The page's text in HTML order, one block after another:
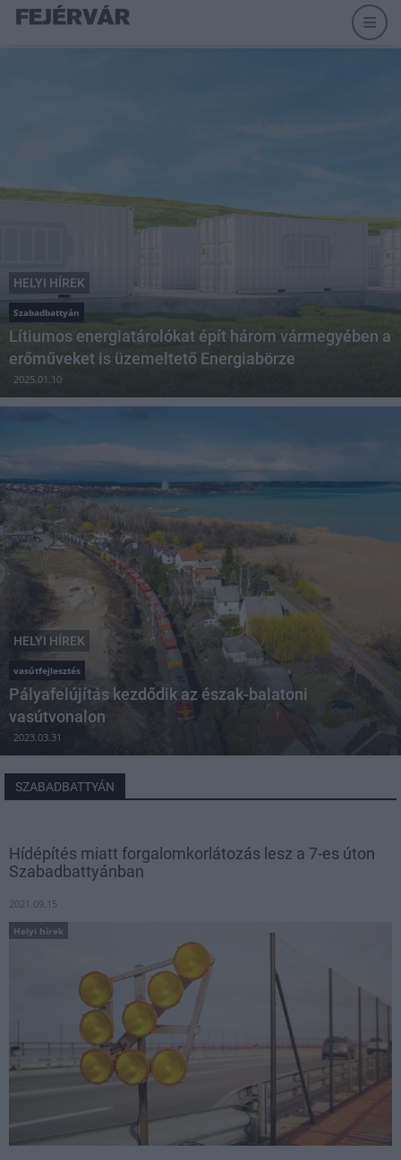
HELYI HÍREK
Szabadbattyán
Lítiumos energiatárolókat épít három vármegyében a
erőműveket is üzemeltető Energiabörze
2025.01.10
HELYI HÍREK
vasútfejlesztés
Pályafelújítás kezdődik az észak-balatoni
vasútvonalon
2023.03.31
SZABADBATTYÁN
Hídépítés miatt forgalomkorlátozás lesz a 7-es úton
Szabadbattyánban
2021.09.15
Helyi hírek